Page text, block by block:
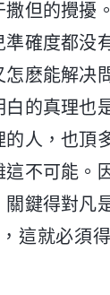
但的攪擾
確度都没
麽能解决
的真理也
人，也頂
不可能。
鍵得對凡
這就必須